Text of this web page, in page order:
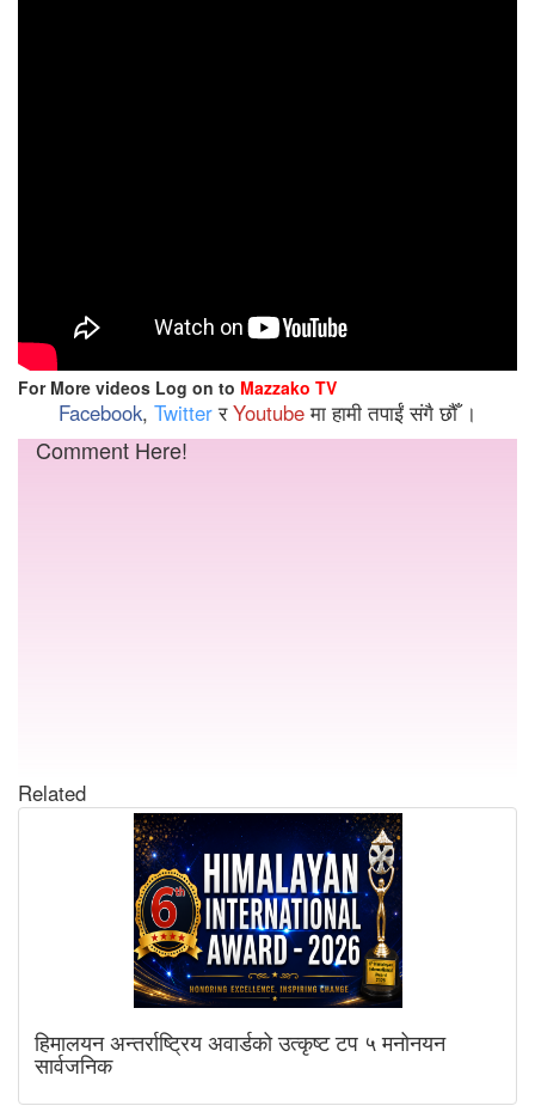
For More videos Log on to Mazzako TV
Facebook, TwitterरYoutubeमा हामी तपाईं संगै छौँ ।
Comment Here!
Related
हिमालयन अन्तर्राष्ट्रिय अवार्डको उत्कृष्ट टप ५ मनोनयन
सार्वजनिक